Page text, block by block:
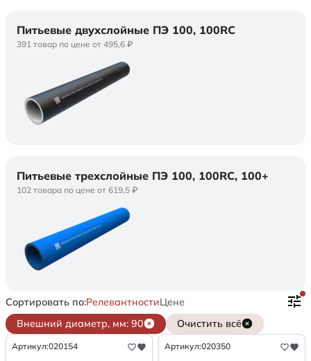
Питьевые двухслойные ПЭ 100, 100RC
391 товар по цене от 495,6 ₽
Питьевые трехслойные ПЭ 100, 100RC, 100+
102 товара по цене от 619,5 ₽
Сортировать по:РелевантностиЦене
Внешний диаметр, мм: 90
Очистить всё
Артикул:020154 Артикул:020350